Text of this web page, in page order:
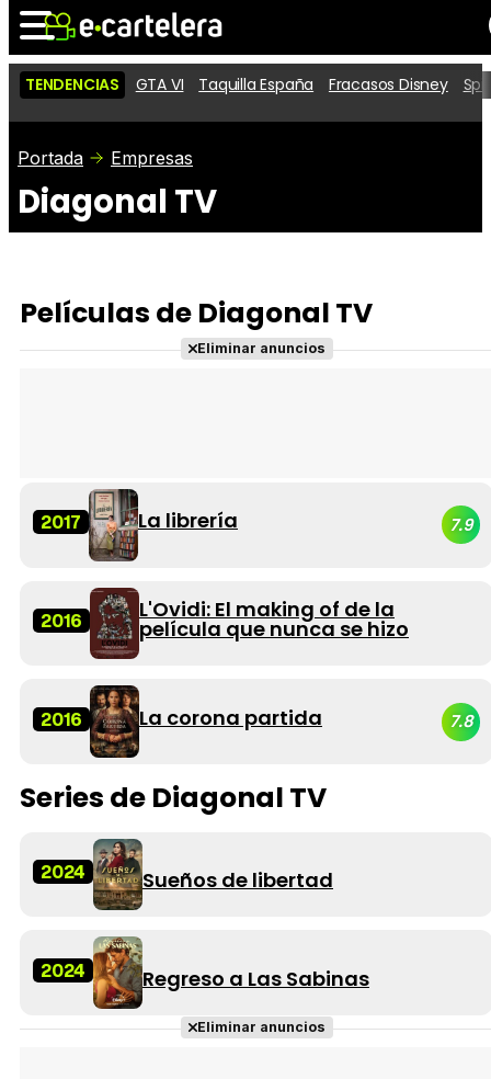
Noticias
Series
Vídeos
Críticas
Entradas
TENDENCIAS GTA VI Taquilla España Fracasos Disney
Portada Empresas
Diagonal TV
Películas de Diagonal TV
Eliminar anuncios
2017 La librería 7.9
2016 L'Ovidi: El making of de la
película que nunca se hizo
2016 La corona partida 7.8
Series de Diagonal TV
2024 Sueños de libertad
2024 Regreso a Las Sabinas
Eliminar anuncios